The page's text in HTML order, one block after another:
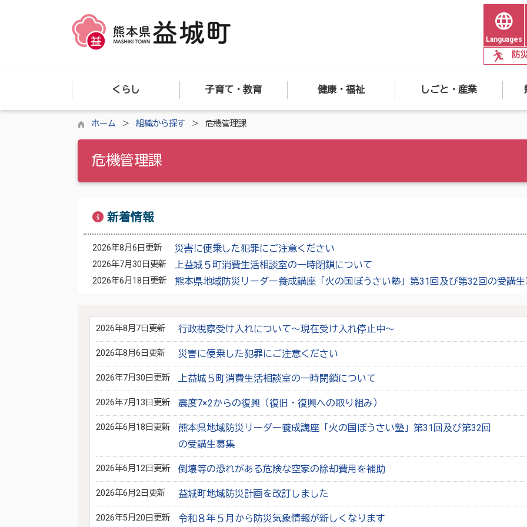
Languages
防
くらし 子育て・教育 健康・福祉 しごと・産業
ホーム 組織から探す 危機管理課
危機管理課
新着情報
2026年8月6日更新 災害に便乗した犯罪にご注意ください
2026年7月30日更新 上益城５町消費生活相談室の一時閉鎖について
2026年6月18日更新 熊本県地域防災リーダー養成講座「火の国ぼうさい塾」第31回及び第32回の受講
2026年8月7日更新 行政視察受け入れについて～現在受け入れ停止中～
2026年8月6日更新 災害に便乗した犯罪にご注意ください
2026年7月30日更新 上益城５町消費生活相談室の一時閉鎖について
2026年7月13日更新 震度7×2からの復興（復旧・復興への取り組み）
2026年6月18日更新
熊本県地域防災リーダー養成講座「火の国ぼうさい塾」第31回及び第32回
の受講生募集
2026年6月12日更新 倒壊等の恐れがある危険な空家の除却費用を補助
2026年6月2日更新 益城町地域防災計画を改訂しました
2026年5月20日更新 令和８年５月から防災気象情報が新しくなります